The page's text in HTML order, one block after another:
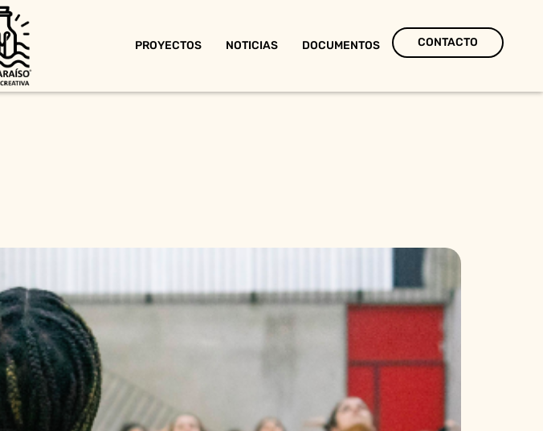
PROYECTOS NOTICIAS DOCUMENTOS CONTACTO